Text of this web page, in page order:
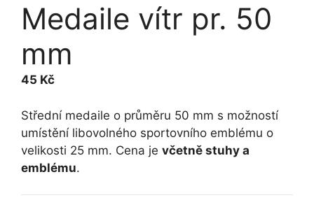
Medaile vítr pr. 50
mm
45 Kč
Střední medaile o průměru 50 mm s možností
umístění libovolného sportovního emblému o
velikosti 25 mm. Cena je včetně stuhy a
emblému.